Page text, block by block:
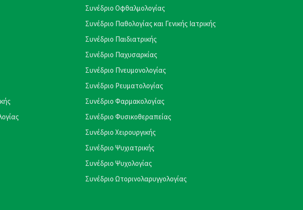
Συνέδριο Οφθαλμολογίας
Συνέδριο Παθολογίας και Γενικής Ιατρικής
Συνέδριο Παιδιατρικής
Συνέδριο Παχυσαρκίας
Συνέδριο Πνευμονολογίας
Συνέδριο Ρευματολογίας
Συνέδριο Φαρμακολογίας
Συνέδριο Φυσικοθεραπείας
Συνέδριο Χειρουργικής
Συνέδριο Ψυχιατρικής
Συνέδριο Ψυχολογίας
Συνέδριο Ωτορινολαρυγγολογίας